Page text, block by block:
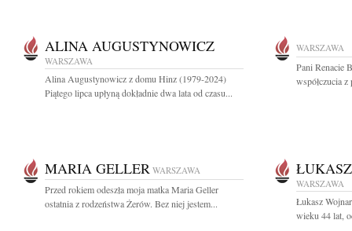
ALINA AUGUSTYNOWICZ
WARSZAWA
Alina Augustynowicz z domu Hinz (1979-2024)
Piątego lipca upłyną dokładnie dwa lata od czasu...
WARSZAWA
Pani Renacie
współczucia
MARIA GELLER WARSZAWA
Przed rokiem odeszła moja matka Maria Geller
ostatnia z rodzeństwa Żerów. Bez niej jestem...
WARSZAWA
Łukasz
wieku 44 lat,